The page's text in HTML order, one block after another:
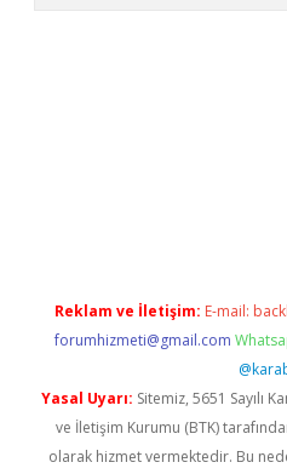
Reklam ve İletişim: E-mail:
forumhizmeti@gmail.com
Yasal Uyarı: Sitemiz, 5651 Sayılı
ve İletişim Kurumu (BTK)
olarak hizmet vermektedir. Bu